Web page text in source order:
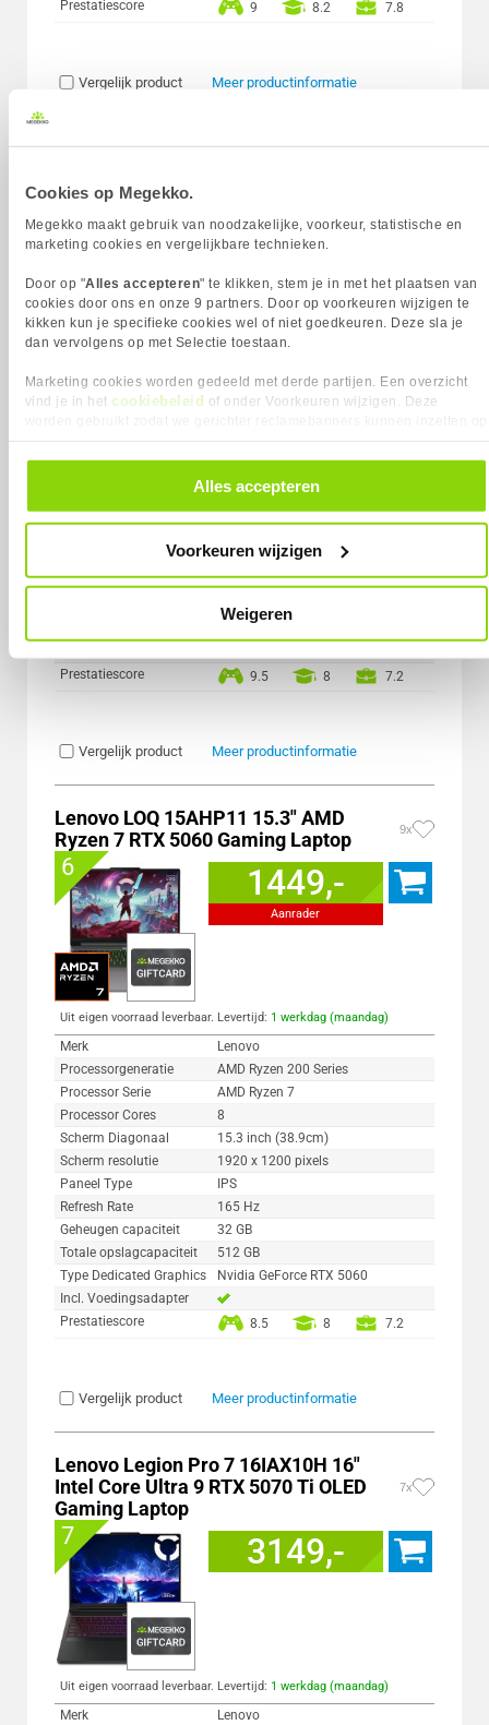
Cookies op Megekko.
Megekko maakt gebruik van noodzakelijke, voorkeur, statistische en
marketing cookies en vergelijkbare technieken.
Door op "Alles accepteren" te klikken, stem je in met het plaatsen van
cookies door ons en onze 9 partners. Door op voorkeuren wijzigen te
kikken kun je specifieke cookies wel of niet goedkeuren. Deze sla je
dan vervolgens op met Selectie toestaan.
Marketing cookies worden gedeeld met derde partijen. Een overzicht
vind je in het cookiebeleid of onder Voorkeuren wijzigen. Deze
alle cookies. Je kunt je gegeven toestemming altijd intrekken, dit doe je
door in de footer van onze website te klikken op ‘Cookievoorkeuren’
Alles accepteren
Voorkeuren wijzigen
Weigeren
Prestatiescore 9 8.2 7.8
Vergelijk product Meer productinformatie
Lenovo Legion Pro 5 16IAX10H 16"
Gaming Laptop
5 2769,-
Merk
Lenovo
16.0 inch (40.6cm)
Scherm resolutie
2560 x 1600 pixels
165 Hz
Geheugen capaciteit
32 GB
1000 GB
Prestatiescore
9.5 8 7.2
Vergelijk product Meer productinformatie
Lenovo LOQ 15AHP11 15.3" AMD
Ryzen 7 RTX 5060 Gaming Laptop
9x
6 1449,-
Aanrader
Uit eigen voorraad leverbaar. Levertijd: 1 werkdag (maandag)
Merk
Lenovo
Processorgeneratie
AMD Ryzen 200 Series
Processor Serie
AMD Ryzen 7
Processor Cores
8
Scherm Diagonaal
15.3 inch (38.9cm)
Scherm resolutie
1920 x 1200 pixels
Paneel Type
IPS
Refresh Rate
165 Hz
Geheugen capaciteit
32 GB
Totale opslagcapaciteit
512 GB
Type Dedicated Graphics
Nvidia GeForce RTX 5060
Incl. Voedingsadapter
Prestatiescore
8.5 8 7.2
Vergelijk product Meer productinformatie
Lenovo Legion Pro 7 16IAX10H 16"
Intel Core Ultra 9 RTX 5070 Ti OLED
Gaming Laptop
7x
7 3149,-
Uit eigen voorraad leverbaar. Levertijd: 1 werkdag (maandag)
Merk
Lenovo